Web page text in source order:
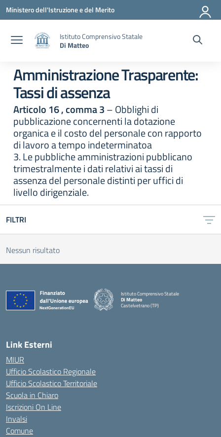
Vai ai contenuti
Vai al menu di navigazione
Vai al footer
Ministero dell'Istruzione e del Merito
Istituto Comprensivo Statale
Di Matteo
Amministrazione Trasparente:
Tassi di assenza
Articolo 16 , comma 3– Obblighi di
pubblicazione concernenti la dotazione
organica e il costo del personale con rapporto
di lavoro a tempo indeterminatoa
3. Le pubbliche amministrazioni pubblicano
trimestralmente i dati relativi ai tassi di
assenza del personale distinti per uffici di
livello dirigenziale.
FILTRI
Nessun risultato
Istituto Comprensivo Statale
Di Matteo
Castelvetrano (TP)
Link Esterni
MIUR
Ufficio Scolastico Regionale
Ufficio Scolastico Territoriale
Scuola in Chiaro
Iscrizioni On Line
Invalsi
Comune